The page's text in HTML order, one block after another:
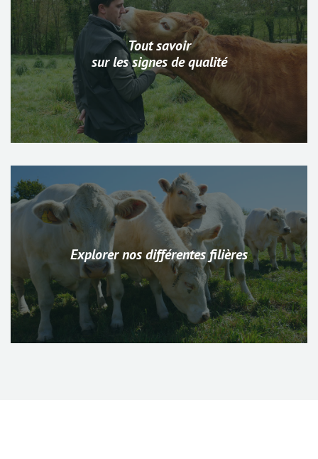
Tout savoir
sur les signes de qualité
Explorer nos différentes filières